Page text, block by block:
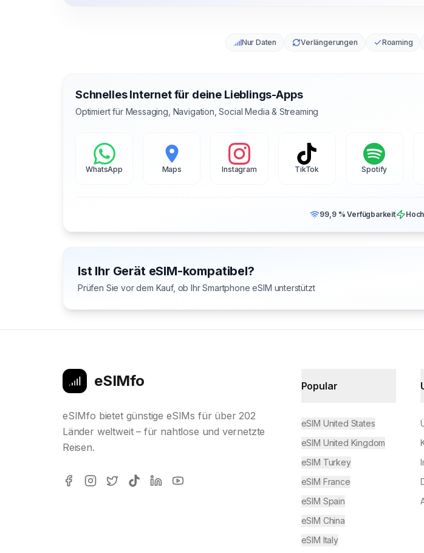
Nur Daten Verlängerungen Roaming
Schnelles Internet für deine Lieblings-Apps
Optimiert für Messaging, Navigation, Social Media & Streaming
WhatsApp Maps Instagram TikTok Spotify
99,9 % Verfügbarkeit
Ist Ihr Gerät eSIM-kompatibel?
Prüfen Sie vor dem Kauf, ob Ihr Smartphone eSIM unterstützt
eSIMfo
eSIMfo bietet günstige eSIMs für über 202
Länder weltweit – für nahtlose und vernetzte
Reisen.
Popular
eSIM United States
eSIM United Kingdom
eSIM Turkey
eSIM France
eSIM Spain
eSIM China
eSIM Italy